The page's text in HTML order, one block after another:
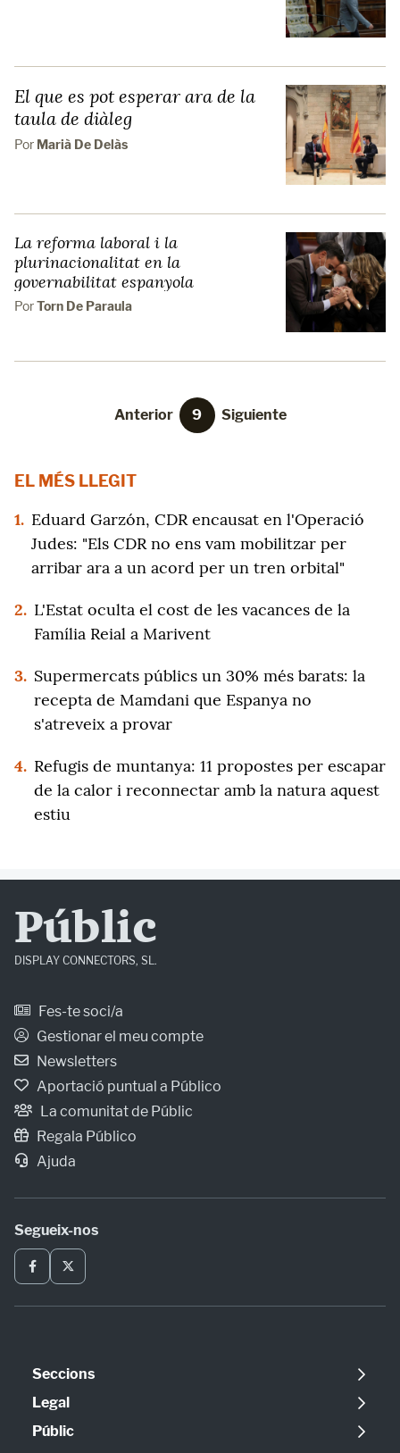
El que es pot esperar ara de la
taula de diàleg
Por Marià De Delàs
La reforma laboral i la
plurinacionalitat en la
governabilitat espanyola
PorTorn De Paraula
Anterior 9 Siguiente
EL MÉS LLEGIT
1. Eduard Garzón, CDR encausat en l'Operació
Judes: "Els CDR no ens vam mobilitzar per
arribar ara a un acord per un tren orbital"
2. L'Estat oculta el cost de les vacances de la
Família Reial a Marivent
3. Supermercats públics un 30% més barats: la
recepta de Mamdani que Espanya no
s'atreveix a provar
4. Refugis de muntanya: 11 propostes per escapar
de la calor i reconnectar amb la natura aquest
estiu
Públic
DISPLAY CONNECTORS, SL.
Fes-te soci/a
Gestionar el meu compte
Newsletters
Aportació puntual a Público
La comunitat de Públic
Regala Público
Ajuda
Segueix-nos
Seccions
Política
Opinió
Legal
Avís legal
Públic